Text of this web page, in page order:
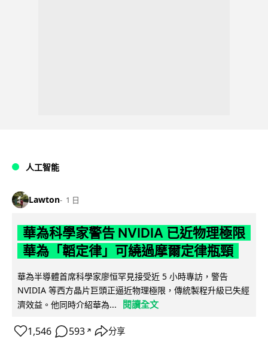
人工智能
Lawton 1 日
華為科學家警告 NVIDIA 已近物理極限
華為「韜定律」可繞過摩爾定律瓶頸
華為半導體首席科學家廖恒罕見接受近 5 小時專訪，警告
NVIDIA 等西方晶片巨頭正逼近物理極限，傳統製程升級已失經
濟效益。他同時介紹華為...
閱讀全文
1,546 593 ↗ 分享